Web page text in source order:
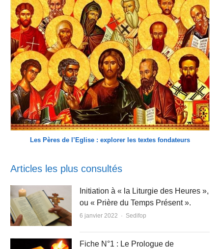
Les Pères de l’Eglise : explorer les textes fondateurs
Articles les plus consultés
Initiation à « la Liturgie des Heures »,
ou « Prière du Temps Présent ».
6 janvier 2022 Author
Sedifop
Fiche N°1 : Le Prologue de